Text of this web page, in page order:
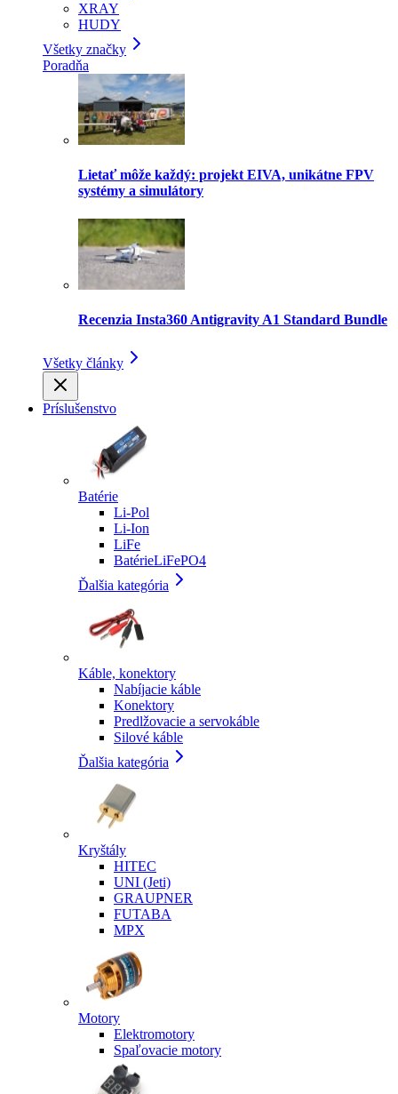
XRAY
HUDY
Všetky značky
Poradňa
Lietať môže každý: projekt EIVA, unikátne FPV
systémy a simulátory
Recenzia Insta360 Antigravity A1 Standard Bundle
Všetky články
Príslušenstvo
Batérie
Li-Pol
Li-Ion
LiFe
BatérieLiFePO4
Ďalšia kategória
Káble, konektory
Nabíjacie káble
Konektory
Predlžovacie a servokáble
Silové káble
Ďalšia kategória
Kryštály
HITEC
UNI (Jeti)
GRAUPNER
FUTABA
MPX
Motory
Elektromotory
Spaľovacie motory